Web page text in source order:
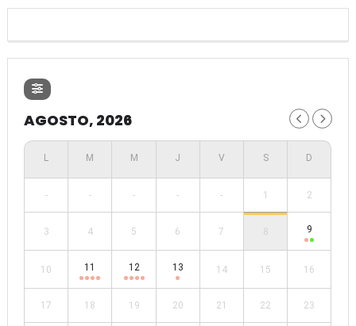
AGOSTO, 2026
- - - - - 1 2
3 4 5 6 7 8 9
10 11 12 13 14 15 16
17 18 19 20 21 22 23